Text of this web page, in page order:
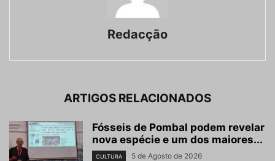
Redacção
ARTIGOS RELACIONADOS
Fósseis de Pombal podem revelar
nova espécie e um dos maiores...
CULTURA 5 de Agosto de 2026